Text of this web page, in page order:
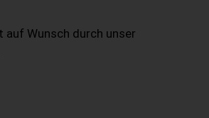
auf Wunsch durch unser